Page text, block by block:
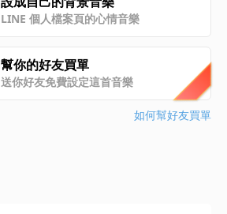
LINE 個人檔案頁的心情音樂
幫你的好友買單
送你好友免費設定這首音樂
如何幫好友買單